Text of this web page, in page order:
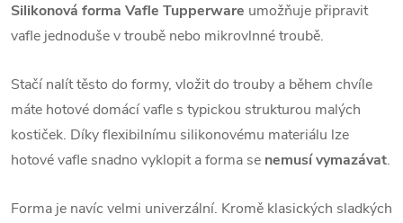
Silikonová forma Vafle Tupperware umožňuje připravit
vafle jednoduše v troubě nebo mikrovlnné troubě.
Stačí nalít těsto do formy, vložit do trouby a během chvíle
máte hotové domácí vafle s typickou strukturou malých
kostiček. Díky flexibilnímu silikonovému materiálu lze
hotové vafle snadno vyklopit a forma se nemusí vymazávat.
Forma je navíc velmi univerzální. Kromě klasických sladkých